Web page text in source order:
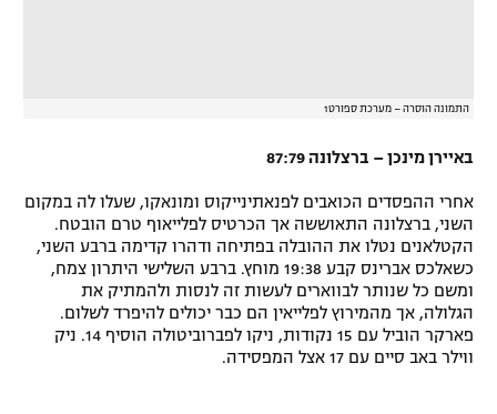
התמונה הוסרה – מערכת ספורט1
באיירן מינכן – ברצלונה 87:79
אחרי ההפסדים הכואבים לפנאתינייקוס ומונאקו, שעלו לה במקום
השני, ברצלונה התאוששה אך הכרטיס לפלייאוף טרם הובטח.
הקטלאנים נטלו את ההובלה בפתיחה ודהרו קדימה ברבע השני,
כשאלכס אברינס קבע 19:38 מוחץ. ברבע השלישי היתרון צמח,
ומשם כל שנותר לבווארים לעשות זה לנסות ולהמתיק את
הגלולה, אך מהמירוץ לפלייאין הם כבר יכולים להיפרד לשלום.
פארקר הוביל עם 15 נקודות, ניקו לפברוביטולה הוסיף 14. ניק
ווילר באב סיים עם 17 אצל המפסידה.